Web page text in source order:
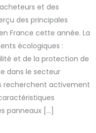
et des
des principales
France cette année. La
écologiques :
et de la protection de
dans le secteur
recherchent activement
panneaux […]